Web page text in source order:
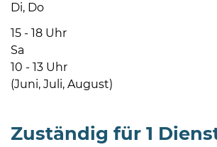
Di, Do
15 - 18 Uhr
Sa
10 - 13 Uhr
(Juni, Juli, August)
Zuständig für 1